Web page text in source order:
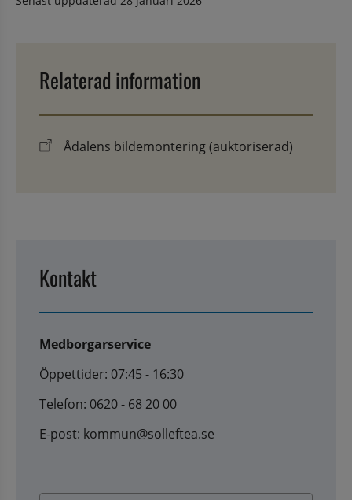
Relaterad information
Ådalens bildemontering (auktoriserad)
Kontakt
Medborgarservice
Öppettider: 07:45 - 16:30
Telefon: 0620 - 68 20 00
E-post: kommun@solleftea.se